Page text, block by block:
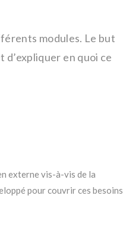
modules. Le but
en quoi ce
externe vis-à-vis de la
pour couvrir ces besoins